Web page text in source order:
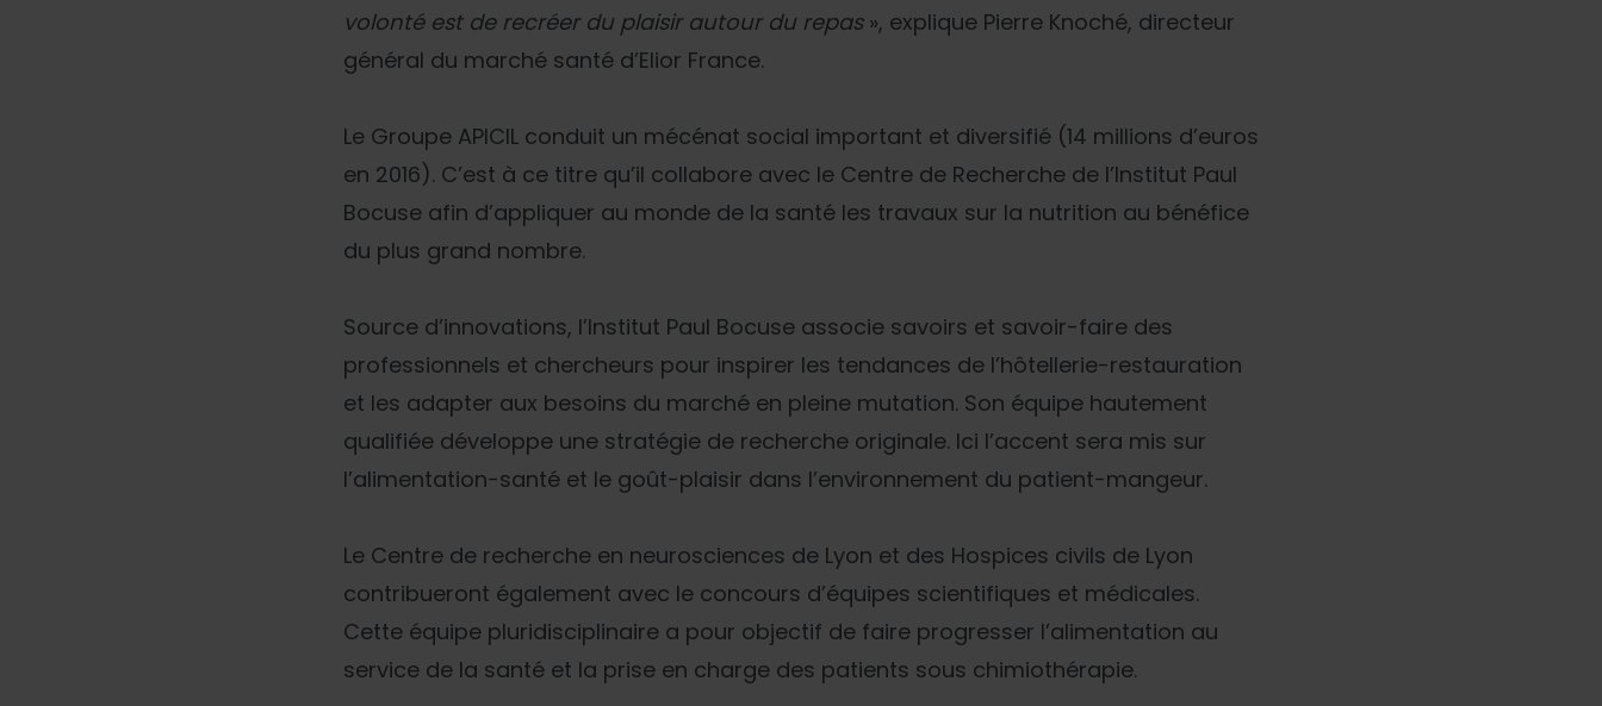
volonté est de recréer du plaisir autour du repas», explique Pierre Knoché, directeur
général du marché santé d’Elior France.
Le Groupe APICIL conduit un mécénat social important et diversifié (14 millions d’euros
en 2016). C’est à ce titre qu’il collabore avec le Centre de Recherche de l’Institut Paul
Bocuse afin d’appliquer au monde de la santé les travaux sur la nutrition au bénéfice
du plus grand nombre.
Source d’innovations, l’Institut Paul Bocuse associe savoirs et savoir-faire des
professionnels et chercheurs pour inspirer les tendances de l’hôtellerie-restauration
et les adapter aux besoins du marché en pleine mutation. Son équipe hautement
qualifiée développe une stratégie de recherche originale. Ici l’accent sera mis sur
l’alimentation-santé et le goût-plaisir dans l’environnement du patient-mangeur.
Le Centre de recherche en neurosciences de Lyon et des Hospices civils de Lyon
contribueront également avec le concours d’équipes scientifiques et médicales.
Cette équipe pluridisciplinaire a pour objectif de faire progresser l’alimentation au
service de la santé et la prise en charge des patients sous chimiothérapie.